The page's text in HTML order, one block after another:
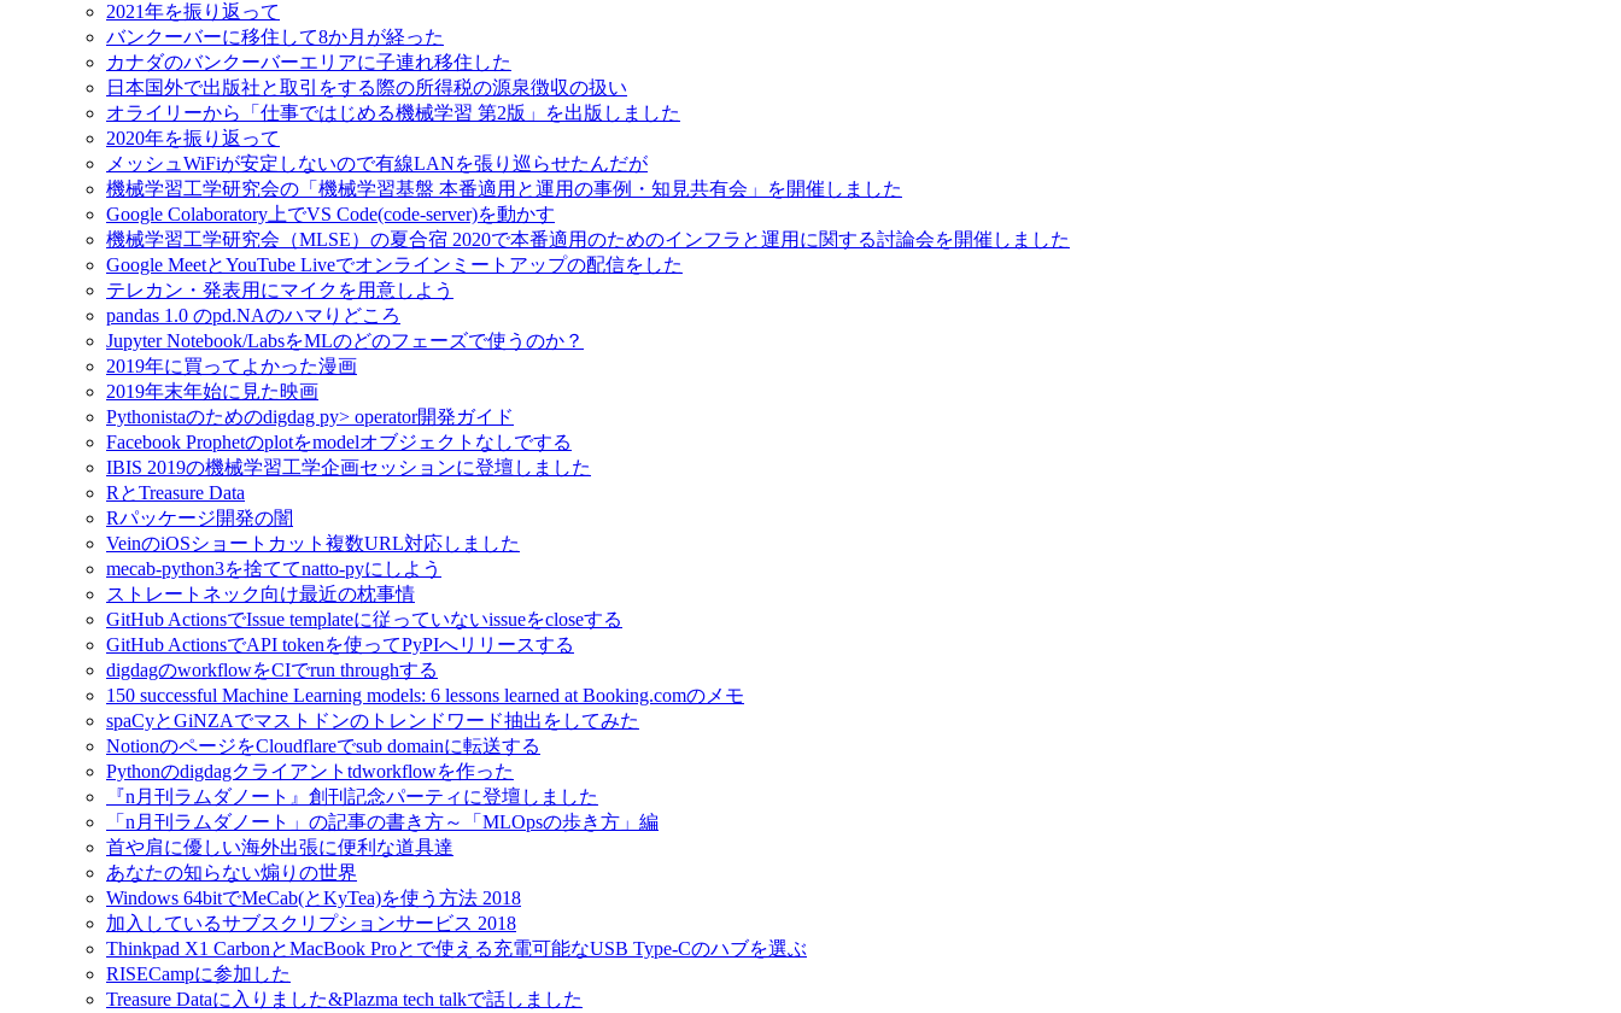
2021年を振り返って
バンクーバーに移住して8か月が経った
カナダのバンクーバーエリアに子連れ移住した
日本国外で出版社と取引をする際の所得税の源泉徴収の扱い
オライリーから「仕事ではじめる機械学習 第2版」を出版しました
2020年を振り返って
メッシュWiFiが安定しないので有線LANを張り巡らせたんだが
機械学習工学研究会の「機械学習基盤 本番適用と運用の事例・知見共有会」を開催しました
Google Colaboratory上でVS Code(code-server)を動かす
機械学習工学研究会（MLSE）の夏合宿 2020で本番適用のためのインフラと運用に関する討論会を開催しました
Google MeetとYouTube Liveでオンラインミートアップの配信をした
テレカン・発表用にマイクを用意しよう
pandas 1.0 のpd.NAのハマりどころ
Jupyter Notebook/LabsをMLのどのフェーズで使うのか？
2019年に買ってよかった漫画
2019年末年始に見た映画
Pythonistaのためのdigdag py> operator開発ガイド
Facebook Prophetのplotをmodelオブジェクトなしでする
IBIS 2019の機械学習工学企画セッションに登壇しました
RとTreasure Data
Rパッケージ開発の闇
VeinのiOSショートカット複数URL対応しました
mecab-python3を捨ててnatto-pyにしよう
ストレートネック向け最近の枕事情
GitHub ActionsでIssue templateに従っていないissueをcloseする
GitHub ActionsでAPI tokenを使ってPyPIへリリースする
digdagのworkflowをCIでrun throughする
150 successful Machine Learning models: 6 lessons learned at Booking.comのメモ
spaCyとGiNZAでマストドンのトレンドワード抽出をしてみた
NotionのページをCloudflareでsub domainに転送する
Pythonのdigdagクライアントtdworkflowを作った
『n月刊ラムダノート』創刊記念パーティに登壇しました
「n月刊ラムダノート」の記事の書き方～「MLOpsの歩き方」編
首や肩に優しい海外出張に便利な道具達
あなたの知らない煽りの世界
Windows 64bitでMeCab(とKyTea)を使う方法 2018
加入しているサブスクリプションサービス 2018
Thinkpad X1 CarbonとMacBook Proとで使える充電可能なUSB Type-Cのハブを選ぶ
RISECampに参加した
Treasure Dataに入りました&Plazma tech talkで話しました